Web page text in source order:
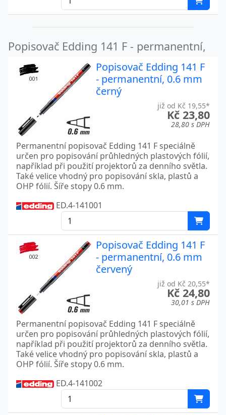
Popisovač Edding 141 F - permanentní,
Popisovač Edding 141 F
- permanentní, 0.6 mm
černý
již od Kč 19,55*
Kč 23,80
28,80 s DPH
Permanentní popisovač Edding 141 F speciálně
určen pro popisování průhledných plastových fólií,
například při použití projektorů za denního světla.
Také velice vhodný pro popisování skla, plastů a
OHP fólií. Šíře stopy 0.6 mm.
ED.4-141001
Popisovač Edding 141 F
- permanentní, 0.6 mm
červený
již od Kč 20,55*
Kč 24,80
30,01 s DPH
Permanentní popisovač Edding 141 F speciálně
určen pro popisování průhledných plastových fólií,
například při použití projektorů za denního světla.
Také velice vhodný pro popisování skla, plastů a
OHP fólií. Šíře stopy 0.6 mm.
ED.4-141002